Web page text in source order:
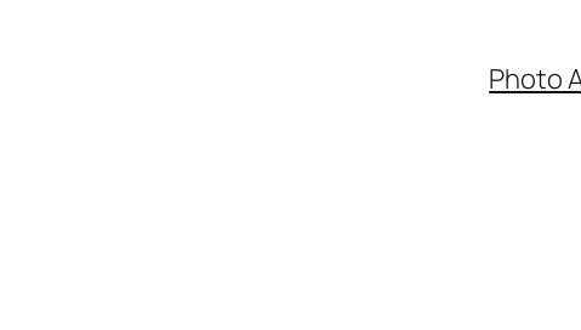
Photo